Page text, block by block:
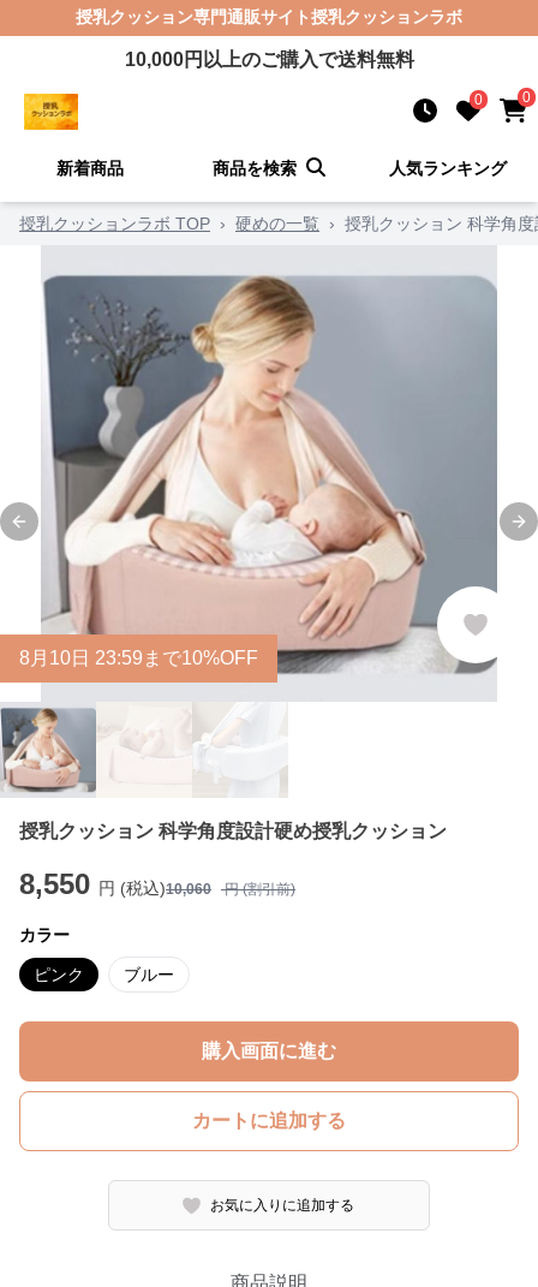
授乳クッション専門通販サイト授乳クッションラボ
10,000円以上のご購入で送料無料
0 0
新着商品 商品を検索 人気ランキング
授乳クッションラボ TOP › 硬めの一覧 › 授乳クッション 科学角
Previous slide
8 月 10日 23:59まで10%OFF
授乳クッション 科学角度設計硬め授乳クッション
8,550 円 (税込)10,060 円 (割引前)
カラー
ピンク ブルー
購入画面に進む
カートに追加する
お気に入りに追加する
商品説明